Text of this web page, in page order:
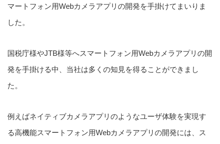
マートフォン用Webカメラアプリの開発を手掛けてまいりま
した。
国税庁様やJTB様等へスマートフォン用Webカメラアプリの開
発を手掛ける中、当社は多くの知見を得ることができまし
た。
例えばネイティブカメラアプリのようなユーザ体験を実現す
る高機能スマートフォン用Webカメラアプリの開発には、ス